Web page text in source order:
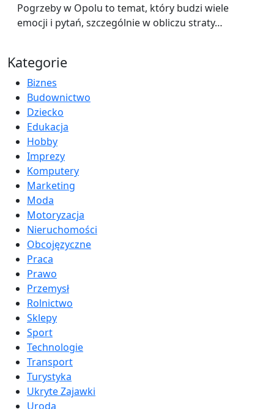
Pogrzeby w Opolu to temat, który budzi wiele
emocji i pytań, szczególnie w obliczu straty…
Kategorie
Biznes
Budownictwo
Dziecko
Edukacja
Hobby
Imprezy
Komputery
Marketing
Moda
Motoryzacja
Nieruchomości
Obcojęzyczne
Praca
Prawo
Przemysł
Rolnictwo
Sklepy
Sport
Technologie
Transport
Turystyka
Ukryte Zajawki
Uroda